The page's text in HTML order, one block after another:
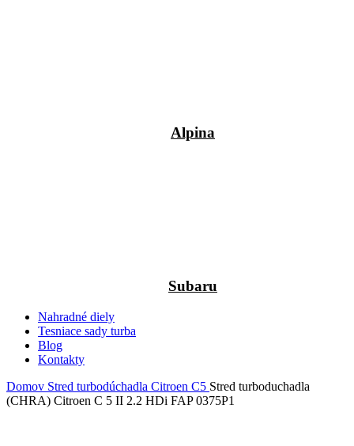
Alpina
Subaru
Nahradné diely
Tesniace sady turba
Blog
Kontakty
Domov Stred turbodúchadla Citroen C5 Stred turboduchadla
(CHRA) Citroen C 5 II 2.2 HDi FAP 0375P1